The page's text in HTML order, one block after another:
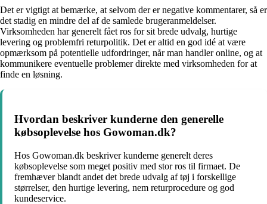
Det er vigtigt at bemærke, at selvom der er negative kommentarer, så er
det stadig en mindre del af de samlede brugeranmeldelser.
Virksomheden har generelt fået ros for sit brede udvalg, hurtige
levering og problemfri returpolitik. Det er altid en god idé at være
opmærksom på potentielle udfordringer, når man handler online, og at
kommunikere eventuelle problemer direkte med virksomheden for at
finde en løsning.
Hvordan beskriver kunderne den generelle
købsoplevelse hos Gowoman.dk?
Hos Gowoman.dk beskriver kunderne generelt deres
købsoplevelse som meget positiv med stor ros til firmaet. De
fremhæver blandt andet det brede udvalg af tøj i forskellige
størrelser, den hurtige levering, nem returprocedure og god
kundeservice.